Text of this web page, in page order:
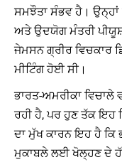
ਸਮਝੌਤਾ ਸੰਭਵ ਹੈ। ਉਨ੍ਹਾਂ
ਅਤੇ ਉਦਯੋਗ ਮੰਤਰੀ
ਜੇਮਸਨ ਗ੍ਰੀਰ ਵਿਚਕਾਰ
ਮੀਟਿੰਗ ਹੋਈ ਸੀ।
ਭਾਰਤ-ਅਮਰੀਕਾ
ਰਹੀ ਹੈ, ਪਰ ਹੁਣ ਤੱਕ ਇਹ
ਦਾ ਮੁੱਖ ਕਾਰਨ ਇਹ ਹੈ ਕਿ
ਮੁਕਾਬਲੇ ਲਈ ਖੋਲ੍ਹਣ ਦੇ